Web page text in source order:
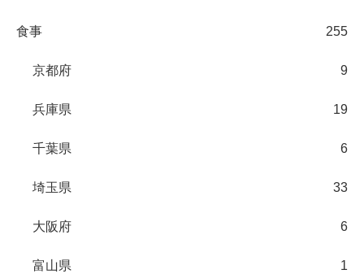
食事 255
京都府 9
兵庫県 19
千葉県 6
埼玉県 33
大阪府 6
富山県 1